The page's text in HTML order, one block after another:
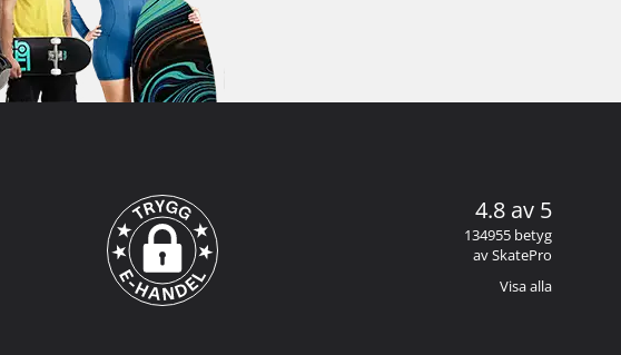
4.8 av 5
134955 betyg
av SkatePro
Visa alla